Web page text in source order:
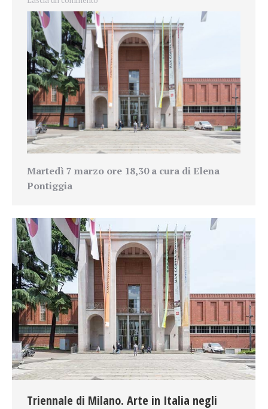
Martedì 7 marzo ore 18,30 a cura di Elena
Pontiggia
Triennale di Milano. Arte in Italia negli